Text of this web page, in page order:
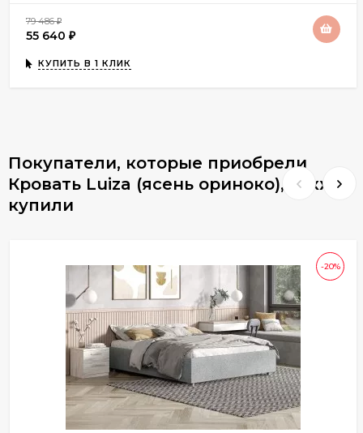
79 486₽
55 640 ₽
КУПИТЬ В 1 КЛИК
Покупатели, которые приобрели
Кровать Luiza (ясень ориноко), также
купили
-20%